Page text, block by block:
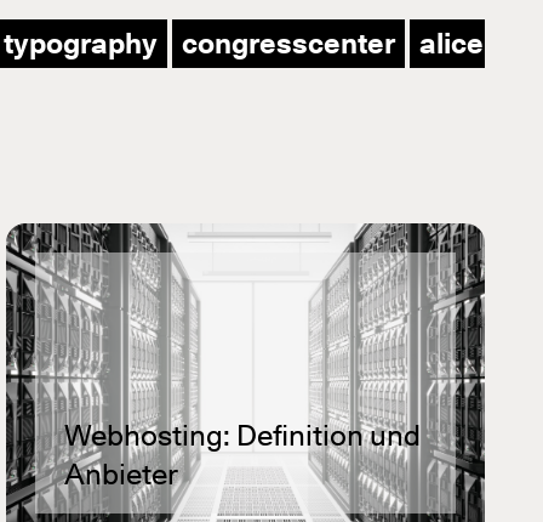
typography congresscenter
Webhosting: Definition und
Anbieter